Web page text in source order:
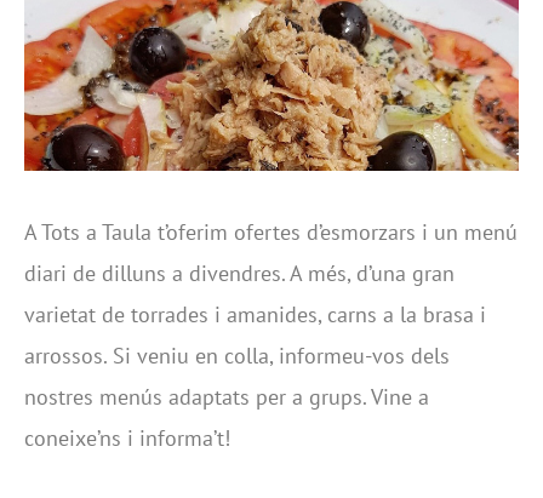
A Tots a Taula t’oferim ofertes d’esmorzars i un menú
diari de dilluns a divendres. A més, d’una gran
varietat de torrades i amanides, carns a la brasa i
arrossos. Si veniu en colla, informeu-vos dels
nostres menús adaptats per a grups. Vine a
coneixe’ns i informa’t!